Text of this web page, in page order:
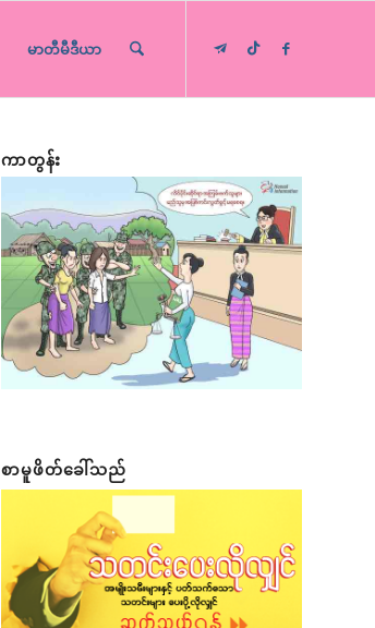
မာတီမီဒီယာ
ကာတွန်း
စာမူဖိတ်ခေါ်သည်